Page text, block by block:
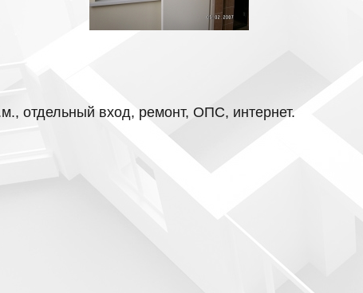
отдельный вход, ремонт, ОПС, интернет.